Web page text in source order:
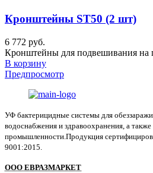
Кронштейны ST50 (2 шт)
6 772 руб.
Кронштейны для подвешивания на
В корзину
Предпросмотр
УФ бактерицидные системы для
водоснабжения и здравоохранения, а
промышленности.Продукция
9001:2015.
ООО ЕВРАЗМАРКЕТ